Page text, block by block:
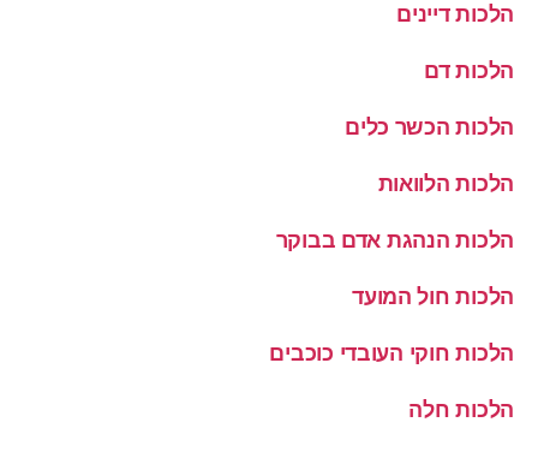
הלכות דיינים
הלכות דם
הלכות הכשר כלים
הלכות הלוואות
הלכות הנהגת אדם בבוקר
הלכות חול המועד
הלכות חוקי העובדי כוכבים
הלכות חלה